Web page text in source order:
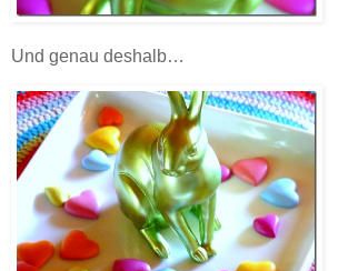
Und genau deshalb…